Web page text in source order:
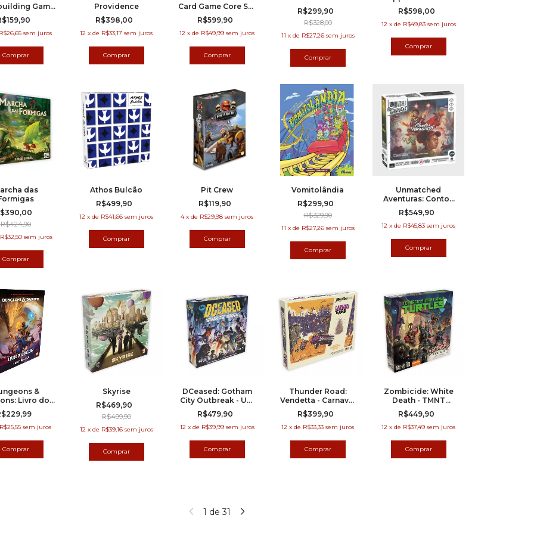
Game
Facção
R$26,65 sem juros
Providence
R$398,00
12 x de R$33,17 sem juros
Card Game Core Set
(Edição em Inglês)
R$599,90
12 x de R$49,99 sem juros
R$299,90
R$328,00
11 x de R$27,26 sem juros
R$598,00
12 x de R$49,83 sem juros
das
R$424,90
R$32,50 sem juros
Athos Bulcão
R$499,90
12 x de R$41,66 sem juros
Pit Crew
R$119,90
4 x de R$29,98 sem juros
Vomitolândia
R$299,90
R$329,90
11 x de R$27,26 sem juros
Unmatched
Aventuras: Contos
Fantásticos + cartas
FOIL
R$549,90
12 x de R$45,83 sem juros
&
Livro do
2024 -
R$25,55 sem juros
Skyrise
R$469,90
R$499,90
12 x de R$39,16 sem juros
DCeased: Gotham
City Outbreak - Um
Jogo Zombicide
R$479,90
12 x de R$39,99 sem juros
Thunder Road:
Vendetta - Carnaval
do Caos (Expansão)
R$399,90
12 x de R$33,33 sem juros
Zombicide: White
Death - TMNT
Timecrash
(Expansão)
R$449,90
12 x de R$37,49 sem juros
1 de 31